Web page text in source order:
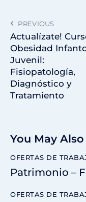
PREVIOUS
Actualízate!
Obesidad
Juvenil:
Fisiopatología,
Diagnóstico y
Tratamiento
You May
OFERTAS DE
Patrimonio –
OFERTAS DE